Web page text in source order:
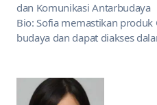
dan Komunikasi Antarbudaya
Bio: Sofia memastikan
budaya dan dapat diakses